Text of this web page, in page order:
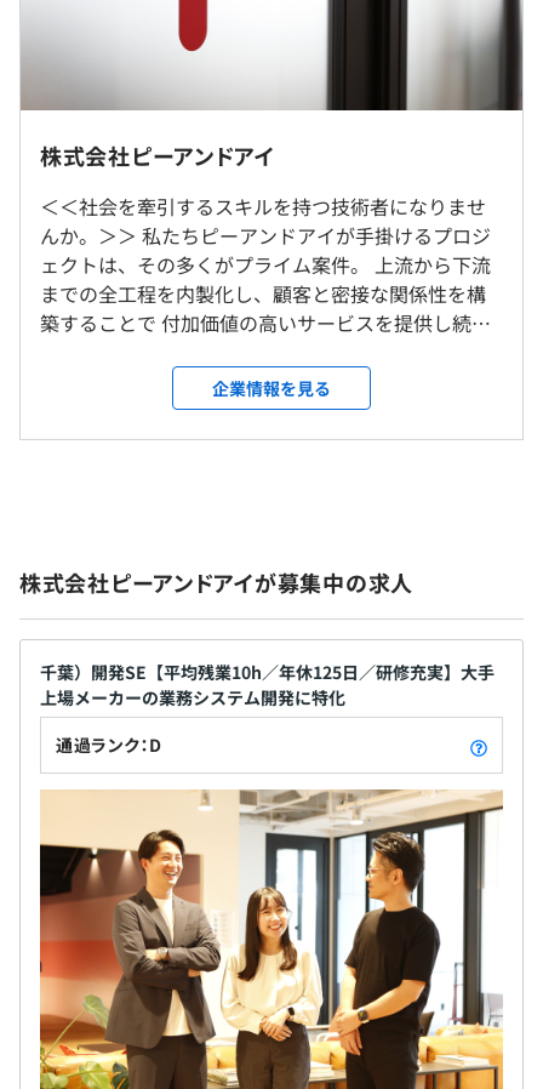
【開発案件の具体例】
・各自動車メーカーの部品管理や生産情報管理のシステム
・化学メーカーの生産品質管理のシステム開発
・テレビ局の視聴率分析表示のシステム開発
・テレビ局の選挙報道のテロップデータ表示のシステム開
発 など
・オンライン学習ツールを用いた動画研修
・補助金制度 ※カフェテリアプラン内から使用可能
間（3カ月）満了後
・技術発表会の実施（報奨金有り）
・外部講師による社内セミナー など
☆新たな技術を習得したい方、スキルアップをしたい方を
全面的に支援しています☆
相談の上、ご希望のマシンを支給いたします。
こまめに進捗確認をおこないながら、進めていきます。
社内には「1人を10人で、10年かけて育てる」という言葉
もあるように、盤石なサポート体制のもとスキルアップが
可能です。
虎ノ門本社or在宅勤務orシェアオフィス（WeWork）での
就業場所の変更範囲
＜雇入時＞
会社の定める場所・ご自宅
＜変更範囲＞
会社の定める場所（テレワークを行う場所を含む）
従業員に対する受動喫煙対策：あり
口」徒歩4分
都営三田線「内幸町駅/A3出口」徒歩4分
JR線「新橋駅/日比谷口」徒歩8分
◇修士了 月額支給額：259,667円
基本給：206,900円 職能手当：1,000円 固定時間外手
◇博士了 月額支給額：266,662円
基本給：208,500円 職能手当：5,000円 固定時間外手
当：53,162円（30時間）
・完全週休二日制
・フレックス休暇：4日（夏季休暇等に使用）※3か月の
使用期間終了後に付与
・創立記念日休暇：2月9日
・特別休暇（慶弔休暇/介護休暇/産前産後休暇/育児休暇
・有給休暇：入社翌年度より20日 最高付与日数40日（上
限40日まで繰り越し可）
※初年度は入社3か月経過後に15日付与
・社会保険完備
・通勤手当：月5万円まで支給
・家族手当：18歳未満の扶養者1名につき月１～２万円支
3年度前 男性3人 女性5人
研修の有無及び内容
【新卒研修】★1年間の研修制度あり！
・ビジネスマナー研修
・インタビュー研修
・ICT基礎研修
・プログラミング、DB基礎研修
・合宿研修（千葉県／長野県） など
※カフェテリアプランのうち
■資格補助
各種資格取得祝金：現在約128種の資格が支給対象。
10万円以上支給の対象資格も多数ございます。※試用期間
（3カ月）満了後
■技術力研鑽のための取組み
外部講師による社内セミナーや技術発表会などあり（現在
はオンラインがメイン）
社内外問わず研修・セミナー参加は会社が費用負担。
新たな技術を習得したい方、スキルアップをしたい方を全
面的に支援しています。
メンター制度の有無
キャリアコンサルティング制度の有無及びその内容
なし
株式会社ピーアンドアイ
＜＜社会を牽引するスキルを持つ技術者になりませ
んか。＞＞ 私たちピーアンドアイが手掛けるプロジ
ェクトは、その多くがプライム案件。 上流から下流
までの全工程を内製化し、顧客と密接な関係性を構
築することで 付加価値の高いサービスを提供し続け
まさに少数精鋭。 自分自身が全体を俯瞰しながらプ
ロジェクトを動かす当事者になれる。 だからこそ、
社員一人ひとりの技術者としてのスキルが、圧倒的
れば、本当にお客様の必要としているソリューショ
ンは提供できないから。人間の心理を洞察し尊重で
きる、そして相手から信頼されるヒューマンスキル
も同時に高めてこそ、価値あるコンサルティングが
できるのです。 技術力+人間力で、一流をめざす。 そ
れがピーアンドアイの成長観です。
企業情報を見る
株式会社ピーアンドアイが募集中の求人
千葉）開発SE【平均残業10h／年休125日／研修充実】大手
上場メーカーの業務システム開発に特化
通過ランク：D